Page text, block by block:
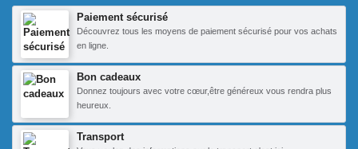
Paiement sécurisé
Découvrez tous les moyens de paiement sécurisé pour vos achats
en ligne.
Bon cadeaux
Donnez toujours avec votre cœur,être généreux vous rendra plus
heureux.
Transport